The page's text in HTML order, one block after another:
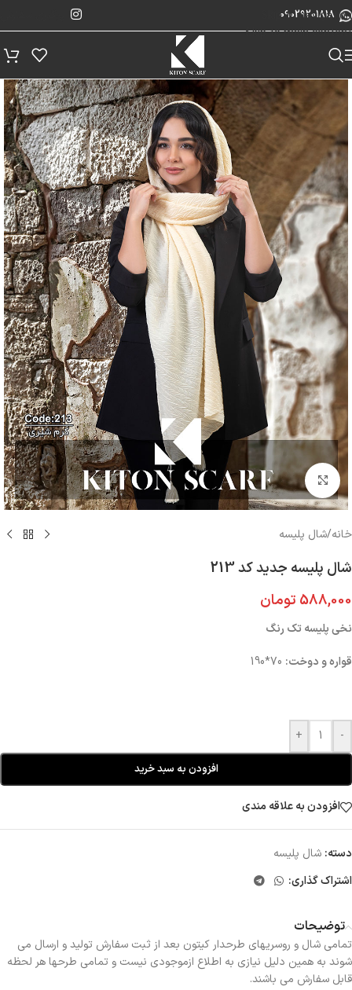
Skip to navigation
Skip to main content
09029201818
بزرگنمایی تصویر
خانه/شال پلیسه
شال پلیسه جدید کد 213
588,000 تومان
نخی پلیسه تک رنگ
قواره و دوخت:
-
+
افزودن به سبد خرید
افزودن به علاقه مندی
دسته: شال پلیسه
اشتراک گذاری:
توضیحات
تمامی شال و روسریهای طرحدار کیتون بعد از ثبت سفارش تولید و ارسال می
شوند به همین دلیل نیازی به اطلاع ازموجودی نیست و تمامی طرحها هر لحظه
قابل سفارش می باشند.